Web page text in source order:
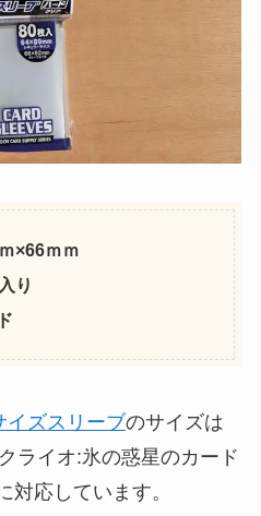
×66ｍｍ
り
イズスリーブのサイズは
ライオ:氷の惑星のカード
対応しています。